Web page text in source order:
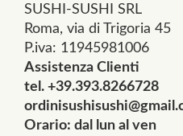
SUSHI-SUSHI SRL
Roma, via di Trigoria 45
P.iva: 11945981006
Assistenza Clienti
tel. +39.393.8266728
Orario: dal lun al ven